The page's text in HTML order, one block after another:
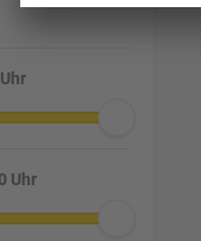
Uhr